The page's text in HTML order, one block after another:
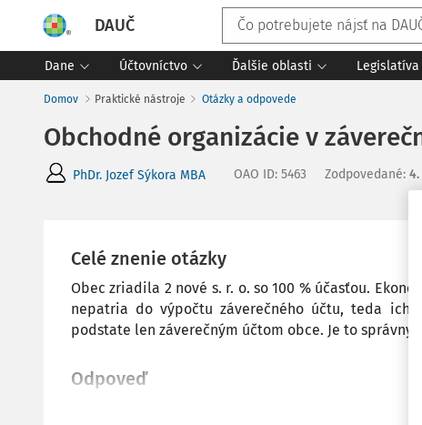
DAUČ
Dane Účtovníctvo Ďalšie oblasti
Domov Praktické nástroje Otázky a odpovede
Obchodné organizácie v
PhDr. Jozef Sýkora MBA OAO ID: 5463 Zodpovedané: 4.
Celé znenie otázky
Obec zriadila 2 nové s. r. o. so 100 % účasťou.
nepatria do výpočtu záverečného účtu, teda ich
podstate len záverečným účtom obce. Je to správny
Odpoveď